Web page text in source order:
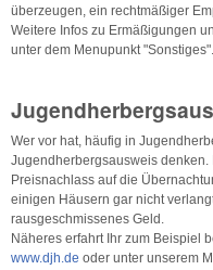
überzeugen, ein rechtmäßiger
Weitere Infos zu Ermäßigungen
unter dem Menupunkt "Sonstiges".
Wer vor hat, häufig in
Jugendherbergsausweis denken.
Preisnachlass auf die
einigen Häusern gar nicht
rausgeschmissenes Geld.
Näheres erfahrt Ihr zum Beispiel
www.djh.de oder unter unserem